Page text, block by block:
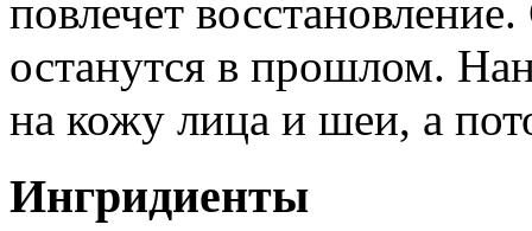
повлечет
останутся в прошлом.
на кожу лица и шеи, а
Ингридиенты